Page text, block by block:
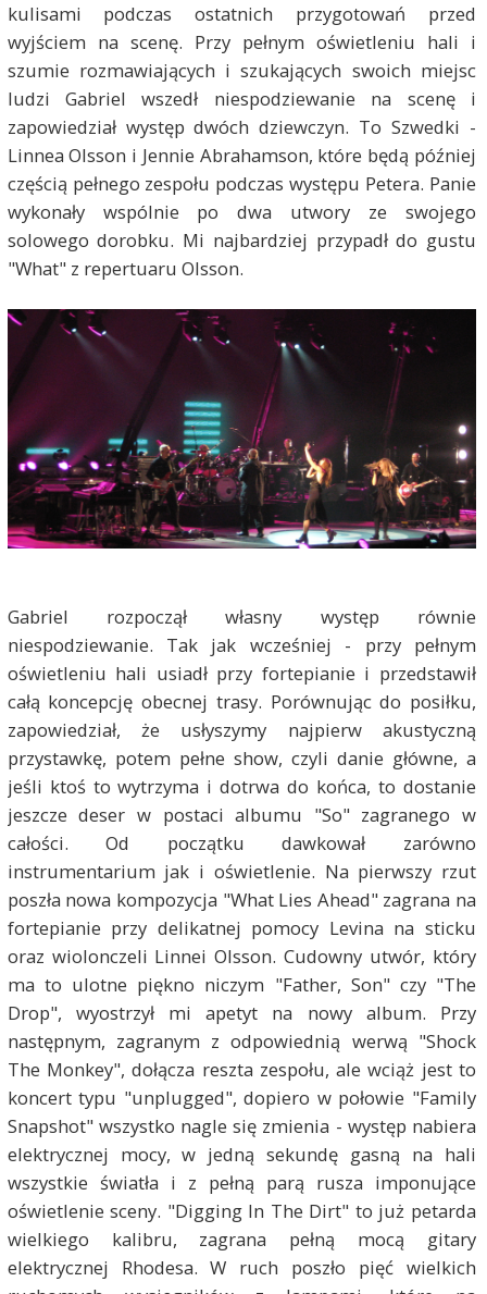
kulisami podczas ostatnich przygotowań przed
wyjściem na scenę. Przy pełnym oświetleniu hali i
szumie rozmawiających i szukających swoich miejsc
ludzi Gabriel wszedł niespodziewanie na scenę i
zapowiedział występ dwóch dziewczyn. To Szwedki -
Linnea Olsson i Jennie Abrahamson, które będą później
częścią pełnego zespołu podczas występu Petera. Panie
wykonały wspólnie po dwa utwory ze swojego
solowego dorobku. Mi najbardziej przypadł do gustu
"What" z repertuaru Olsson.
Gabriel rozpoczął własny występ równie
niespodziewanie. Tak jak wcześniej - przy pełnym
oświetleniu hali usiadł przy fortepianie i przedstawił
całą koncepcję obecnej trasy. Porównując do posiłku,
zapowiedział, że usłyszymy najpierw akustyczną
przystawkę, potem pełne show, czyli danie główne, a
jeśli ktoś to wytrzyma i dotrwa do końca, to dostanie
jeszcze deser w postaci albumu "So" zagranego w
całości. Od początku dawkował zarówno
instrumentarium jak i oświetlenie. Na pierwszy rzut
poszła nowa kompozycja "What Lies Ahead" zagrana na
fortepianie przy delikatnej pomocy Levina na sticku
oraz wiolonczeli Linnei Olsson. Cudowny utwór, który
ma to ulotne piękno niczym "Father, Son" czy "The
Drop", wyostrzył mi apetyt na nowy album. Przy
następnym, zagranym z odpowiednią werwą "Shock
The Monkey", dołącza reszta zespołu, ale wciąż jest to
koncert typu "unplugged", dopiero w połowie "Family
Snapshot" wszystko nagle się zmienia - występ nabiera
elektrycznej mocy, w jedną sekundę gasną na hali
wszystkie światła i z pełną parą rusza imponujące
oświetlenie sceny. "Digging In The Dirt" to już petarda
wielkiego kalibru, zagrana pełną mocą gitary
elektrycznej Rhodesa. W ruch poszło pięć wielkich